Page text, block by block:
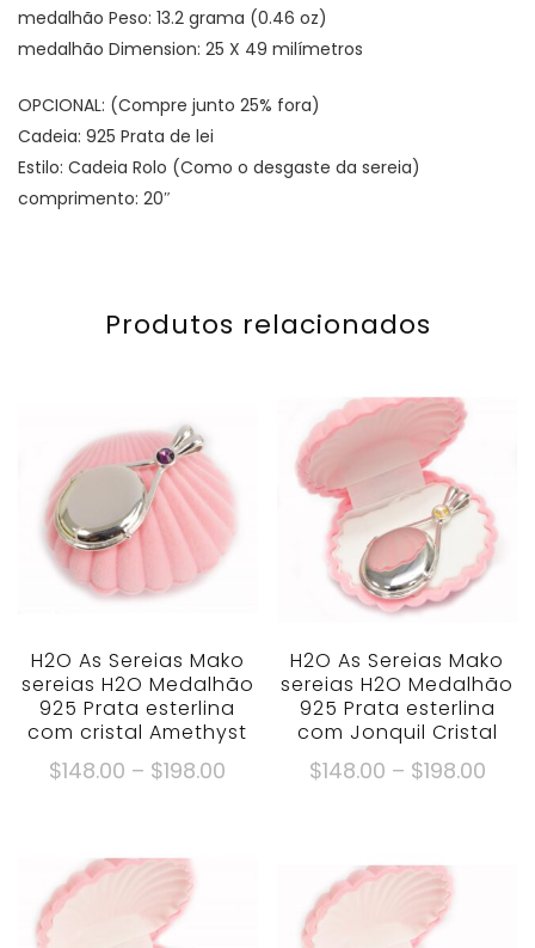
medalhão Peso: 13.2 grama (0.46 oz)
medalhão Dimension: 25 X 49 milímetros
OPCIONAL: (Compre junto 25% fora)
Cadeia: 925 Prata de lei
Estilo: Cadeia Rolo (Como o desgaste da sereia)
comprimento: 20″
Produtos relacionados
H2O As Sereias Mako
sereias H2O Medalhão
925 Prata esterlina
com cristal Amethyst
$148.00 – $198.00
tem
múltiplas
variantes.
H2O As Sereias Mako
sereias H2O Medalhão
925 Prata esterlina
com Jonquil Cristal
$148.00 – $198.00
tem
múltiplas
variantes.